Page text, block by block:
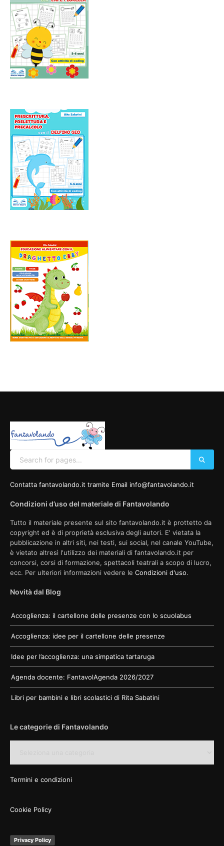
Contatta fantavolando.it tramite Email info@fantavolando.it
Condizioni d’uso del materiale di Fantavolando
Tutto il materiale presente sul sito fantavolando.it è prottetto da
copyright ed è di proprietà esclusiva degli autori. E' vietata la
pubblicazione in altri siti, nei testi, sui social, nel canale YouTube,
è vietato altresì l'utilizzo dei materiali di fantavolando.it per
concorsi, corsi di formazione, spettacoli teatrali a scopo di lucro,
ecc. Per ulteriori informazioni vedere le Condizioni d'uso.
Novità dal Blog
Accoglienza: il cartellone delle presenze con lo scuolabus
Accoglienza: idee per il cartellone delle presenze
Idee per l’accoglienza: una simpatica tartaruga
Agenda docente: FantavolAgenda 2026/2027
Libri per bambini e libri scolastici di Rita Sabatini
Le categorie di Fantavolando
di
Termini e condizioni
Cookie Policy
Privacy Policy